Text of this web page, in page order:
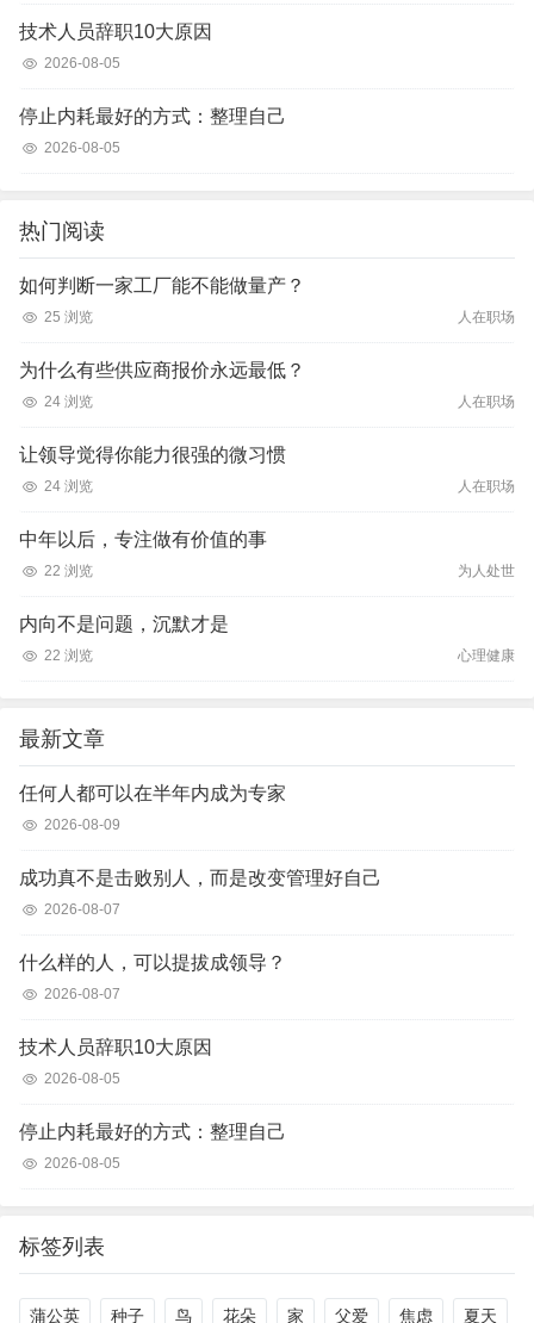
技术人员辞职10大原因
2026-08-05
停止内耗最好的方式：整理自己
2026-08-05
热门阅读
如何判断一家工厂能不能做量产？
25 浏览 人在职场
为什么有些供应商报价永远最低？
24 浏览 人在职场
让领导觉得你能力很强的微习惯
24 浏览 人在职场
中年以后，专注做有价值的事
22 浏览 为人处世
内向不是问题，沉默才是
22 浏览 心理健康
最新文章
任何人都可以在半年内成为专家
2026-08-09
成功真不是击败别人，而是改变管理好自己
2026-08-07
什么样的人，可以提拔成领导？
2026-08-07
技术人员辞职10大原因
2026-08-05
停止内耗最好的方式：整理自己
2026-08-05
标签列表
蒲公英 种子 鸟 花朵 家 父爱 焦虑 夏天